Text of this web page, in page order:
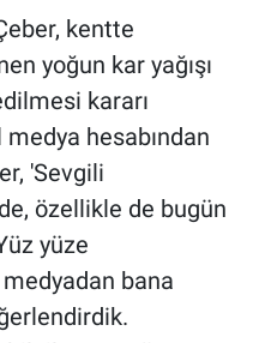
kentte
yoğun kar yağışı
kararı
medya hesabından
'Sevgili
özellikle de bugün
yüze
bana